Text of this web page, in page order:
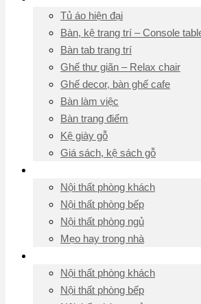
Tủ áo hiện đại
Bàn, kệ trang trí – Console
Bàn tab trang trí
Ghế thư giãn – Relax chair
Ghế decor, bàn ghế cafe
Bàn làm việc
Bàn trang điểm
Kệ giày gỗ
Giá sách, kệ sách gỗ
Nội thất phòng khách
Nội thất phòng bếp
Nội thất phòng ngủ
Mẹo hay trong nhà
Nội thất phòng khách
Nội thất phòng bếp